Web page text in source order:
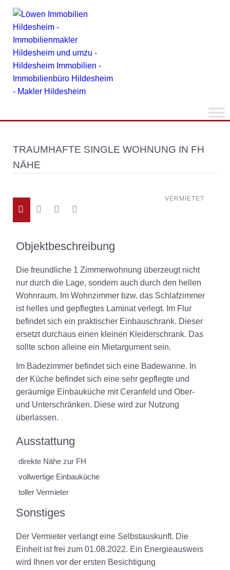
TRAUMHAFTE SINGLE WOHNUNG IN FH
NÄHE
VERMIETET
Objektbeschreibung
Die freundliche 1 Zimmerwohnung überzeugt nicht
nur durch die Lage, sondern auch durch den hellen
Wohnraum. Im Wohnzimmer bzw. das Schlafzimmer
ist helles und gepflegtes Laminat verlegt. Im Flur
befindet sich ein praktischer Einbauschrank. Dieser
ersetzt durchaus einen kleinen Kleiderschrank. Das
sollte schon alleine ein Mietargument sein.
Im Badezimmer befindet sich eine Badewanne. In
der Küche befindet sich eine sehr gepflegte und
geräumige Einbauküche mit Ceranfeld und Ober-
und Unterschränken. Diese wird zur Nutzung
überlassen.
Ausstattung
direkte Nähe zur FH
vollwertige Einbauküche
toller Vermieter
Sonstiges
Der Vermieter verlangt eine Selbstauskunft. Die
Einheit ist frei zum 01.08.2022. Ein Energieausweis
wird Ihnen vor der ersten Besichtigung